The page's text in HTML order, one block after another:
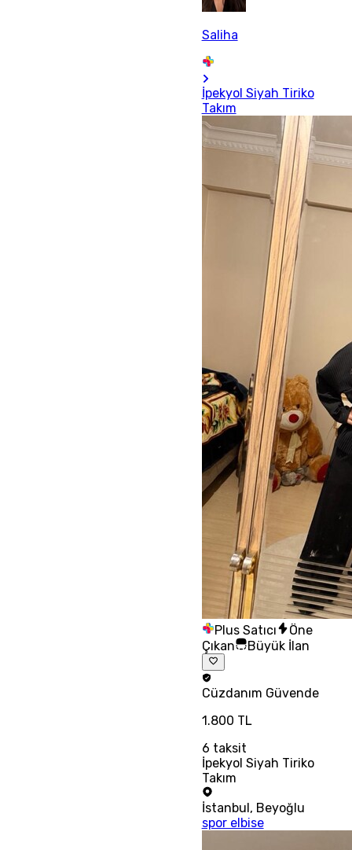
Saliha
İpekyol Siyah Tiriko
Takım
Plus Satıcı
Öne
Çıkan
Büyük İlan
Cüzdanım Güvende
1.800 TL
6 taksit
İpekyol Siyah Tiriko
Takım
İstanbul , Beyoğlu
spor elbise